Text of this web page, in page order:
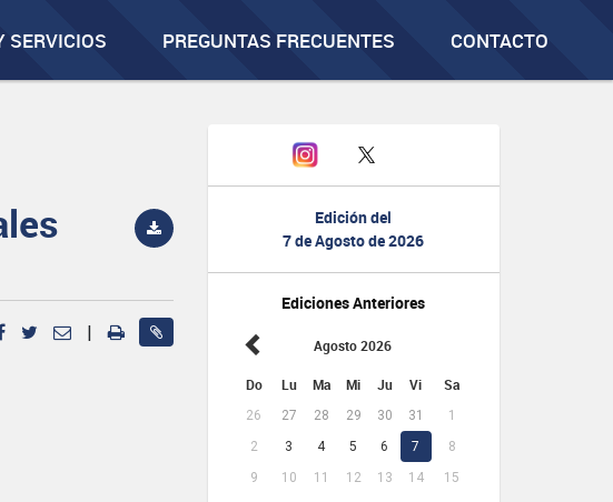
SERVICIOS PREGUNTAS FRECUENTES CONTACTO
Edición del
7 de Agosto de 2026
Ediciones Anteriores
Agosto 2026
Do Lu Ma Mi Ju Vi Sa
26 27 28 29 30 31
1
2
3 4 5 6 7
8
9
10 11 12 13 14
15
|